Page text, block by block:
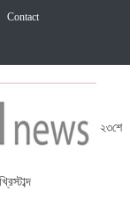
Contact
২৩শে